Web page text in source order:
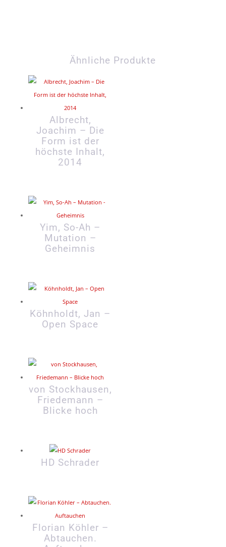
Ähnliche Produkte
Albrecht,
Joachim – Die
Form ist der
höchste Inhalt,
2014
Yim, So-Ah –
Mutation –
Geheimnis
Köhnholdt, Jan –
Open Space
von Stockhausen,
Friedemann –
Blicke hoch
HD Schrader
Florian Köhler –
Abtauchen.